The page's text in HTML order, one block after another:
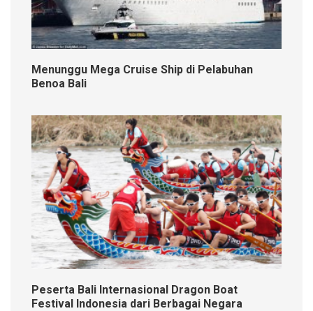
Menunggu Mega Cruise Ship di Pelabuhan
Benoa Bali
Peserta Bali Internasional Dragon Boat
Festival Indonesia dari Berbagai Negara